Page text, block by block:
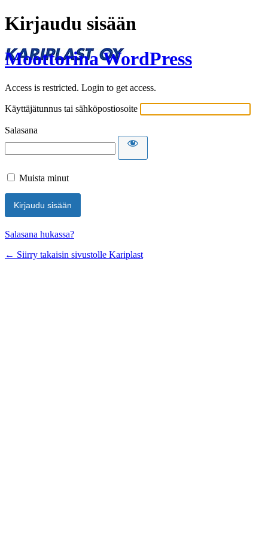
Kirjaudu sisään
Moottorina WordPress
Access is restricted. Login to get access.
Käyttäjätunnus tai sähköpostiosoite
Salasana
Muista minut
Salasana hukassa?
← Siirry takaisin sivustolle Kariplast